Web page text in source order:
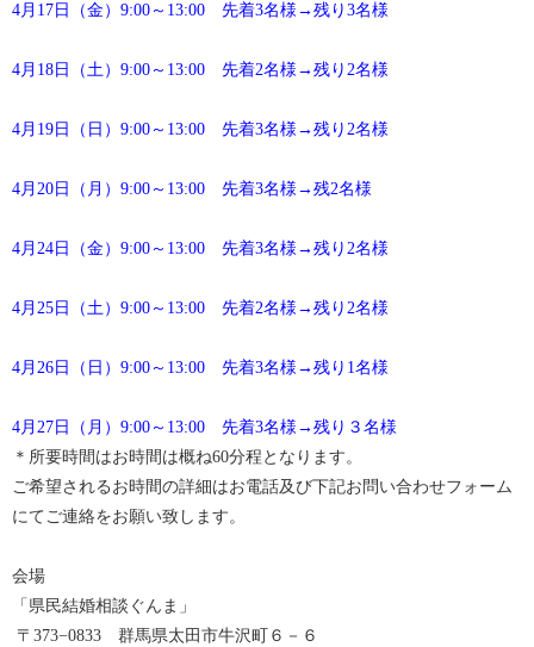
4月17日（金）9:00～13:00 先着3名様→残り3名様
4月18日（土）9:00～13:00 先着2名様→残り2名様
4月19日（日）9:00～13:00 先着3名様→残り2名様
4月20日（月）9:00～13:00 先着3名様→残2名様
4月24日（金）9:00～13:00 先着3名様→残り2名様
4月25日（土）9:00～13:00 先着2名様→残り2名様
4月26日（日）9:00～13:00 先着3名様→残り1名様
4月27日（月）9:00～13:00 先着3名様→残り３名様
＊所要時間はお時間は概ね60分程となります。
ご希望されるお時間の詳細はお電話及び下記お問い合わせフォーム
にてご連絡をお願い致します。
会場
「県民結婚相談ぐんま」
〒373−0833 群馬県太田市牛沢町６－６